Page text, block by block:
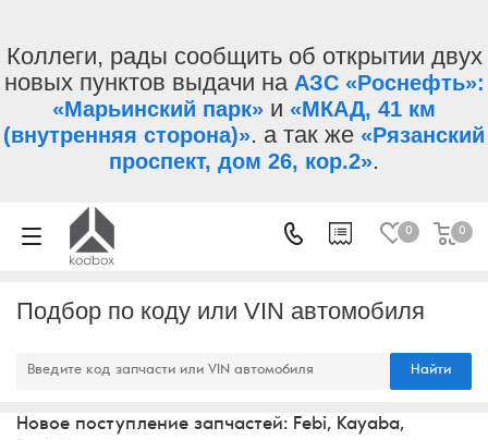
Коллеги, рады сообщить об открытии двух
новых пунктов выдачи на АЗС «Роснефть»:
«Марьинский парк» и «МКАД, 41 км
(внутренняя сторона)». а так же «Рязанский
проспект, дом 26, кор.2».
0 0
Подбор по коду или VIN автомобиля
Найти
Новое поступление запчастей: Febi, Kayaba,